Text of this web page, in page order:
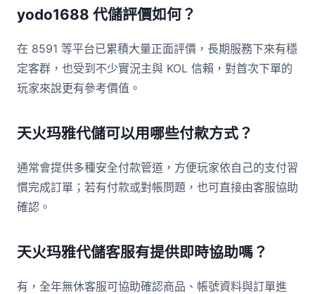
yodo1688 代儲評價如何？
在 8591 等平台已累積大量正面評價，長期服務下來有穩
定客群，也受到不少實況主與 KOL 信賴，對首次下單的
玩家來說更有參考價值。
天火玛雅代儲可以用哪些付款方式？
通常會提供多種安全付款管道，方便玩家依自己的支付習
慣完成訂單；若有付款或對帳問題，也可直接由客服協助
確認。
天火玛雅代儲客服有提供即時協助嗎？
有，全年無休客服可協助確認商品、帳號資料與訂單進